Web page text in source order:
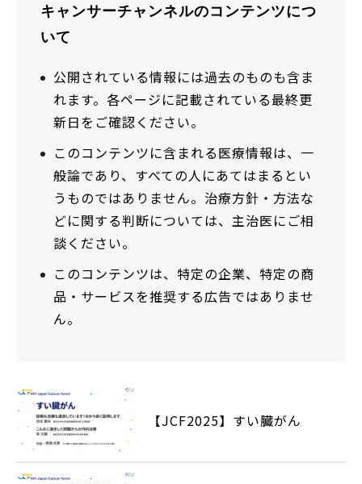
キャンサーチャンネルのコンテンツにつ
いて
公開されている情報には過去のものも含ま
れます。各ページに記載されている最終更
新日をご確認ください。
このコンテンツに含まれる医療情報は、一
般論であり、すべての人にあてはまるとい
うものではありません。治療方針・方法な
どに関する判断については、主治医にご相
談ください。
このコンテンツは、特定の企業、特定の商
品・サービスを推奨する広告ではありませ
ん。
【JCF2025】すい臓がん